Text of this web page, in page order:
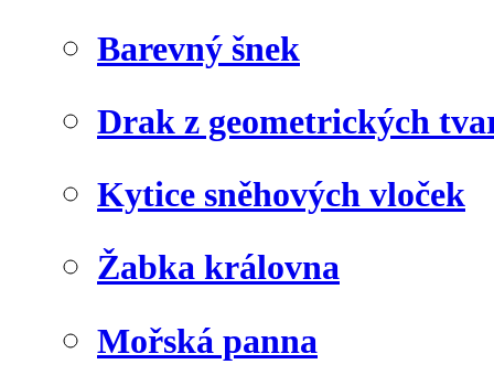
Barevný šnek
Drak z geometrických
Kytice sněhových vloček
Žabka královna
Mořská panna